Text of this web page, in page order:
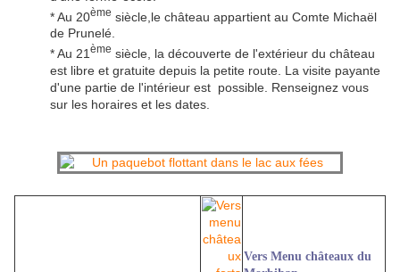
* Au 20ème siècle,le château appartient au Comte Michaël
de Prunelé.
* Au 21 ème siècle, la découverte de l'extérieur du château
est libre et gratuite depuis la petite route. La visite payante
d'une partie de l'intérieur est possible. Renseignez vous
sur les horaires et les dates.
Vers Menu châteaux du